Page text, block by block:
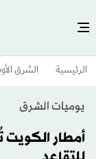
الرئيسية الشرق
يوميات الشرق
أمطار